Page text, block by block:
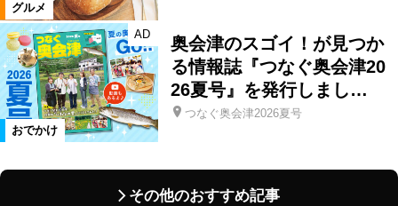
グルメ
おでかけ
AD
奥会津のスゴイ！が見つか
る情報誌『つなぐ奥会津20
26夏号』を発行しまし…
つなぐ奥会津2026夏号
その他のおすすめ記事